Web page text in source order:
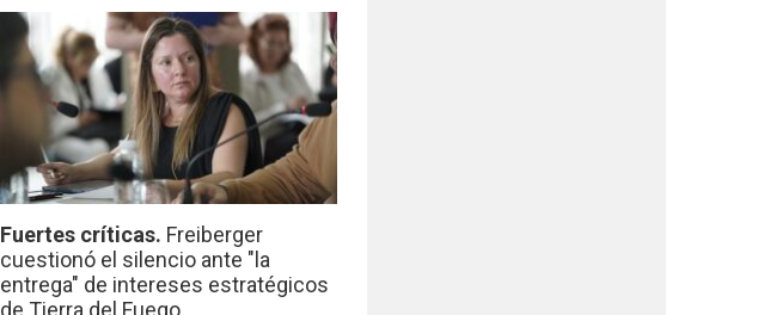
Fuertes críticas. Freiberger
cuestionó el silencio ante "la
entrega" de intereses estratégicos
de Tierra del Fuego